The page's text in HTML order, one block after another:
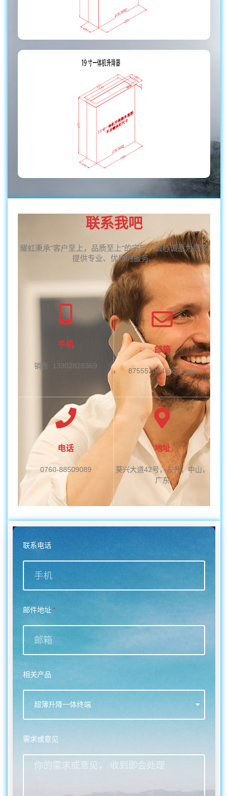
联系我吧
耀虹秉承”客户至上，品质至上”的宗旨，诚心诚意为顾客
提供专业、优质的服务。
手机
销售: 13302828369
邮箱
875552094@qq.com
电话
0760-88509089
地址
葵兴大道42号，东升，中山，
广东
联系电话
邮件地址
相关产品
需求或意见